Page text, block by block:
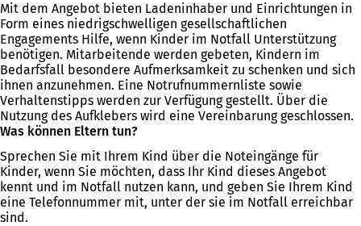
Mit dem Angebot bieten Ladeninhaber und Einrichtungen in
Form eines niedrigschwelligen gesellschaftlichen
Engagements Hilfe, wenn Kinder im Notfall Unterstützung
benötigen. Mitarbeitende werden gebeten, Kindern im
Bedarfsfall besondere Aufmerksamkeit zu schenken und sich
ihnen anzunehmen. Eine Notrufnummernliste sowie
Verhaltenstipps werden zur Verfügung gestellt. Über die
Nutzung des Aufklebers wird eine Vereinbarung geschlossen.
Was können Eltern tun?
Sprechen Sie mit Ihrem Kind über die Noteingänge für
Kinder, wenn Sie möchten, dass Ihr Kind dieses Angebot
kennt und im Notfall nutzen kann, und geben Sie Ihrem Kind
eine Telefonnummer mit, unter der sie im Notfall erreichbar
sind.